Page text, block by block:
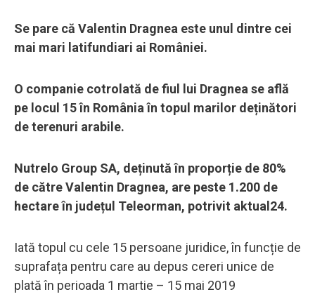
Se pare că Valentin Dragnea este unul dintre cei
mai mari latifundiari ai României.
O companie cotrolată de fiul lui Dragnea se află
pe locul 15 în România în topul marilor deținători
de terenuri arabile.
Nutrelo Group SA, deținută în proporție de 80%
de către Valentin Dragnea, are peste 1.200 de
hectare în județul Teleorman, potrivit aktual24.
Iată topul cu cele 15 persoane juridice, în funcție de
suprafața pentru care au depus cereri unice de
plată în perioada 1 martie – 15 mai 2019